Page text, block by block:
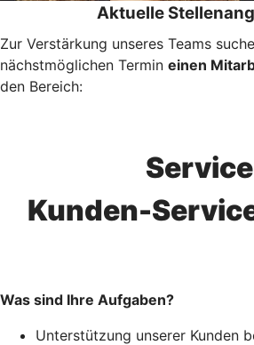
Aktuelle
Zur Verstärkung unseres Teams
nächstmöglichen Termin einen
den Bereich:
Service
Kunden-
Was sind Ihre Aufgaben?
Unterstützung unserer Kunden